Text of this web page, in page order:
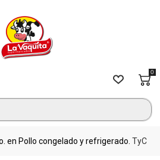
0
en Pollo congelado y refrigerado. TyC